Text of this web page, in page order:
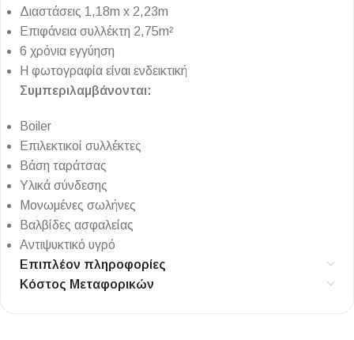
Διαστάσεις 1,18m x 2,23m
Επιφάνεια συλλέκτη 2,75m²
6 χρόνια εγγύηση
Η φωτογραφία είναι ενδεικτική
Συμπεριλαμβάνονται:
Boiler
Επιλεκτικοί συλλέκτες
Βάση ταράτσας
Υλικά σύνδεσης
Μονωμένες σωλήνες
Βαλβίδες ασφαλείας
Αντιψυκτικό υγρό
Επιπλέον πληροφορίες
Κόστος Μεταφορικών